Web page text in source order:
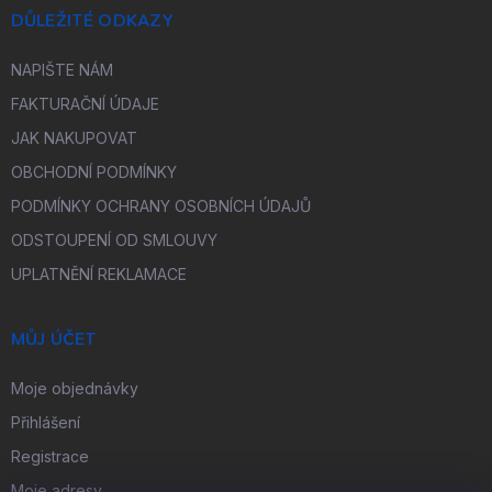
DŮLEŽITÉ ODKAZY
NAPIŠTE NÁM
FAKTURAČNÍ ÚDAJE
JAK NAKUPOVAT
OBCHODNÍ PODMÍNKY
PODMÍNKY OCHRANY OSOBNÍCH ÚDAJŮ
ODSTOUPENÍ OD SMLOUVY
UPLATNĚNÍ REKLAMACE
MŮJ ÚČET
Moje objednávky
Přihlášení
Registrace